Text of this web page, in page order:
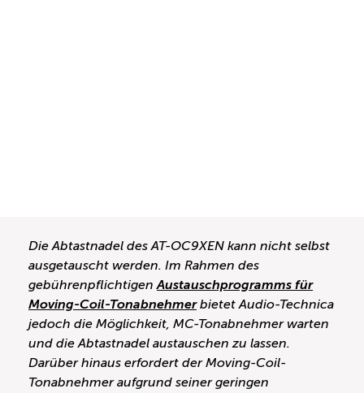
Die Abtastnadel des AT-OC9XEN kann nicht selbst
ausgetauscht werden. Im Rahmen des
gebührenpflichtigenAustauschprogramms für
Moving-Coil-Tonabnehmerbietet Audio-Technica
jedoch die Möglichkeit, MC-Tonabnehmer warten
und die Abtastnadel austauschen zu lassen.
Darüber hinaus erfordert der Moving-Coil-
Tonabnehmer aufgrund seiner geringen